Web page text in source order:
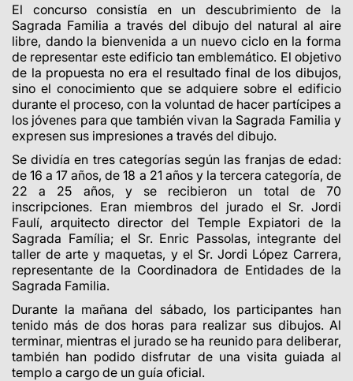
El concurso consistía en un descubrimiento de la
Sagrada Familia a través del dibujo del natural al aire
libre, dando la bienvenida a un nuevo ciclo en la forma
de representar este edificio tan emblemático. El objetivo
de la propuesta no era el resultado final de los dibujos,
sino el conocimiento que se adquiere sobre el edificio
durante el proceso, con la voluntad de hacer partícipes a
los jóvenes para que también vivan la Sagrada Familia y
expresen sus impresiones a través del dibujo.
Se dividía en tres categorías según las franjas de edad:
de 16 a 17 años, de 18 a 21 años y la tercera categoría, de
22 a 25 años, y se recibieron un total de 70
inscripciones. Eran miembros del jurado el Sr. Jordi
Faulí, arquitecto director del Temple Expiatori de la
Sagrada Família; el Sr. Enric Passolas, integrante del
taller de arte y maquetas, y el Sr. Jordi López Carrera,
representante de la Coordinadora de Entidades de la
Sagrada Familia.
Durante la mañana del sábado, los participantes han
tenido más de dos horas para realizar sus dibujos. Al
terminar, mientras el jurado se ha reunido para deliberar,
también han podido disfrutar de una visita guiada al
templo a cargo de un guía oficial.